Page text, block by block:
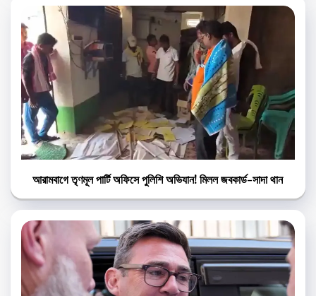
আরামবাগে তৃণমূল পার্টি অফিসে পুলিশি অভিযান! মিলল জবকার্ড-সাদা থান